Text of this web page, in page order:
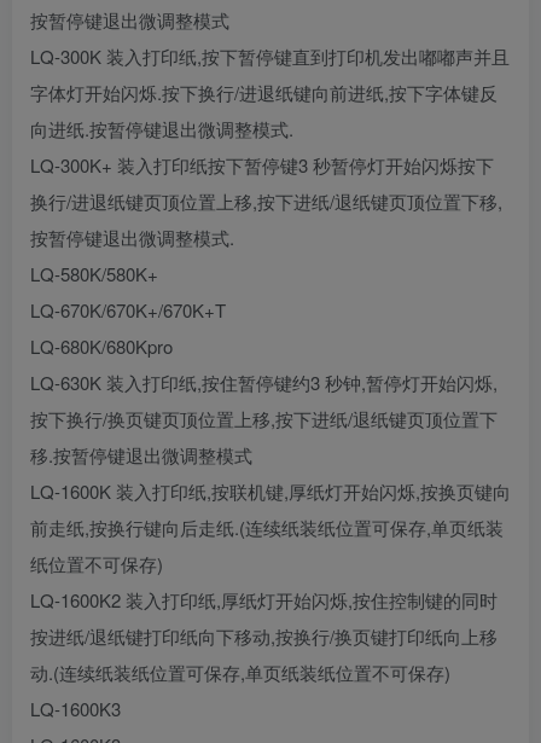
按暂停键退出微调整模式
LQ-300K 装入打印纸,按下暂停键直到打印机发出嘟嘟声并且
字体灯开始闪烁.按下换行/进退纸键向前进纸,按下字体键反
向进纸.按暂停键退出微调整模式.
LQ-300K+ 装入打印纸按下暂停键3 秒暂停灯开始闪烁按下
换行/进退纸键页顶位置上移,按下进纸/退纸键页顶位置下移,
按暂停键退出微调整模式.
LQ-580K/580K+
LQ-670K/670K+/670K+T
LQ-680K/680Kpro
LQ-630K 装入打印纸,按住暂停键约3 秒钟,暂停灯开始闪烁,
按下换行/换页键页顶位置上移,按下进纸/退纸键页顶位置下
移.按暂停键退出微调整模式
LQ-1600K 装入打印纸,按联机键,厚纸灯开始闪烁,按换页键向
前走纸,按换行键向后走纸.(连续纸装纸位置可保存,单页纸装
纸位置不可保存)
LQ-1600K2 装入打印纸,厚纸灯开始闪烁,按住控制键的同时
按进纸/退纸键打印纸向下移动,按换行/换页键打印纸向上移
动.(连续纸装纸位置可保存,单页纸装纸位置不可保存)
LQ-1600K3